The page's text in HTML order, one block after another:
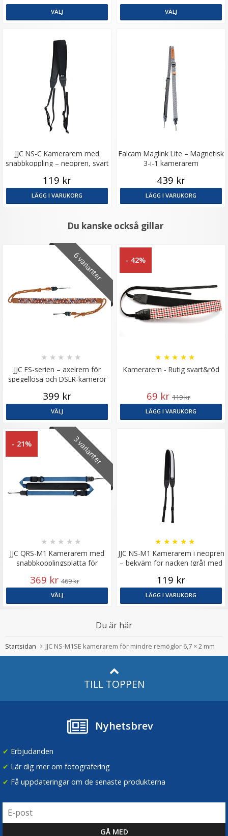
VÄLJ VÄLJ
JJC NS-C Kamerarem med
snabbkoppling – neopren, svart
119 kr
LÄGG I VARUKORG
Falcam Maglink Lite – Magnetisk
3-i-1 kamerarem
439 kr
LÄGG I VARUKORG
Du kanske också gillar
6 varianter
JJC FS-serien – axelrem för
spegellösa och DSLR-kameror
★ ★ ★ ★ ★
399 kr
VÄLJ
- 42%
Kamerarem - Rutig svart&röd
★ ★ ★ ★ ★
69 kr 119 kr
LÄGG I VARUKORG
3 varianter
- 21%
JJC QRS-M1 Kamerarem med
snabbkopplingsplatta för
★ ★ ★ ★ ★
369 kr 469 kr
VÄLJ
JJC NS-M1 Kamerarem i neopren
– bekväm för nacken (grå) med
★ ★ ★ ★ ★
119 kr
LÄGG I VARUKORG
Du är här
Startsidan JJC NS-M1SE kamerarem för mindre remöglor 6,7 × 2 mm
TILL TOPPEN
Nyhetsbrev
✔ Erbjudanden
✔ Lär dig mer om fotografering
✔ Få uppdateringar om de senaste produkterna